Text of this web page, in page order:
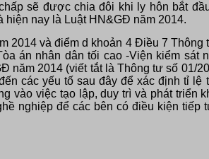
sẽ được chia đôi khi ly hôn bắt
nay là Luật HN&GĐ năm 2014.
2014 và điểm d khoản 4 Điều 7 Thông
án nhân dân tối cao -Viện kiểm sát
năm 2014 (viết tắt là Thông tư số 01/
các yếu tố sau đây để xác định tỉ
vào việc tạo lập, duy trì và phát triển
nghiệp để các bên có điều kiện tiếp